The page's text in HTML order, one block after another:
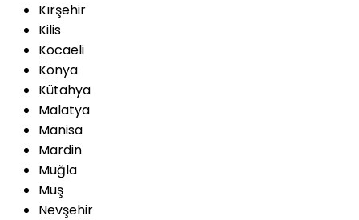
Kırşehir
Kilis
Kocaeli
Konya
Kütahya
Malatya
Manisa
Mardin
Muğla
Muş
Nevşehir